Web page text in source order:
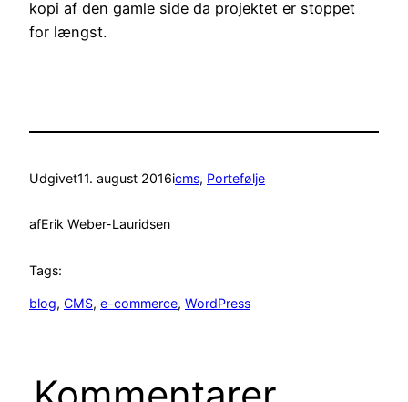
kopi af den gamle side da projektet er stoppet
for længst.
Udgivet11. august 2016icms, Portefølje
afErik Weber-Lauridsen
Tags:
blog, CMS, e-commerce, WordPress